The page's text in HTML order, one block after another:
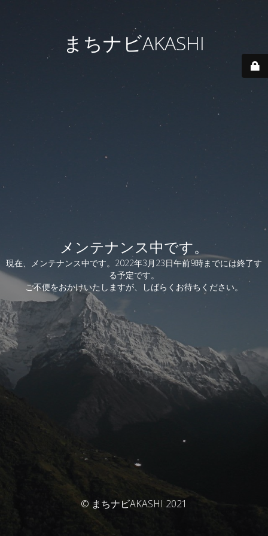
まちナビAKASHI
メンテナンス中です。
現在、メンテナンス中です。2022年3月23日午前9時までには終了す
る予定です。
ご不便をおかけいたしますが、しばらくお待ちください。
© まちナビAKASHI 2021